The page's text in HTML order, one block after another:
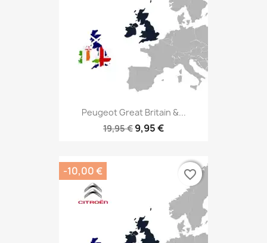
Peugeot Great Britain &...
19,95 € 9,95 €
-10,00 € favorite_border
favorite_border